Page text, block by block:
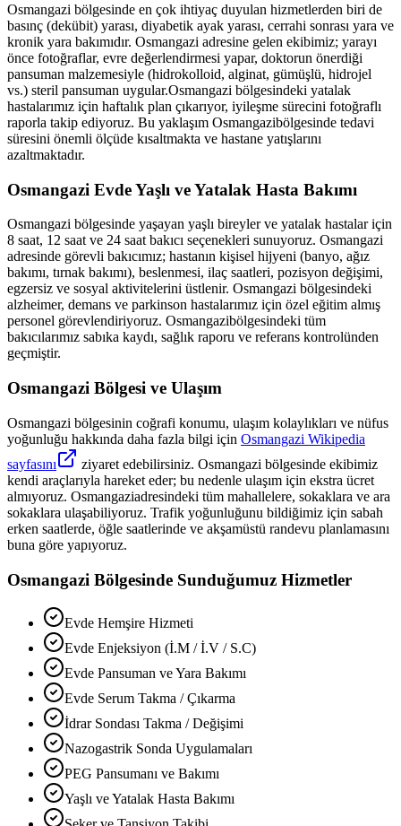
Osmangazi bölgesinde en çok ihtiyaç duyulan hizmetlerden biri de
basınç (dekübit) yarası, diyabetik ayak yarası, cerrahi sonrası yara ve
kronik yara bakımıdır. Osmangazi adresine gelen ekibimiz; yarayı
önce fotoğraflar, evre değerlendirmesi yapar, doktorun önerdiği
pansuman malzemesiyle (hidrokolloid, alginat, gümüşlü, hidrojel
vs.) steril pansuman uygular.Osmangazi bölgesindeki yatalak
hastalarımız için haftalık plan çıkarıyor, iyileşme sürecini fotoğraflı
raporla takip ediyoruz. Bu yaklaşım Osmangazibölgesinde tedavi
süresini önemli ölçüde kısaltmakta ve hastane yatışlarını
azaltmaktadır.
Osmangazi Evde Yaşlı ve Yatalak Hasta Bakımı
Osmangazi bölgesinde yaşayan yaşlı bireyler ve yatalak hastalar için
8 saat, 12 saat ve 24 saat bakıcı seçenekleri sunuyoruz. Osmangazi
adresinde görevli bakıcımız; hastanın kişisel hijyeni (banyo, ağız
bakımı, tırnak bakımı), beslenmesi, ilaç saatleri, pozisyon değişimi,
egzersiz ve sosyal aktivitelerini üstlenir. Osmangazi bölgesindeki
alzheimer, demans ve parkinson hastalarımız için özel eğitim almış
personel görevlendiriyoruz. Osmangazibölgesindeki tüm
bakıcılarımız sabıka kaydı, sağlık raporu ve referans kontrolünden
geçmiştir.
Osmangazi Bölgesi ve Ulaşım
Osmangazi bölgesinin coğrafi konumu, ulaşım kolaylıkları ve nüfus
yoğunluğu hakkında daha fazla bilgi için Osmangazi Wikipedia
sayfasını
ziyaret edebilirsiniz. Osmangazi bölgesinde ekibimiz
kendi araçlarıyla hareket eder; bu nedenle ulaşım için ekstra ücret
almıyoruz. Osmangaziadresindeki tüm mahallelere, sokaklara ve ara
sokaklara ulaşabiliyoruz. Trafik yoğunluğunu bildiğimiz için sabah
erken saatlerde, öğle saatlerinde ve akşamüstü randevu planlamasını
buna göre yapıyoruz.
Osmangazi Bölgesinde Sunduğumuz Hizmetler
Evde Hemşire Hizmeti
Evde Enjeksiyon (İ.M / İ.V / S.C)
Evde Pansuman ve Yara Bakımı
Evde Serum Takma / Çıkarma
İdrar Sondası Takma / Değişimi
Nazogastrik Sonda Uygulamaları
PEG Pansumanı ve Bakımı
Yaşlı ve Yatalak Hasta Bakımı